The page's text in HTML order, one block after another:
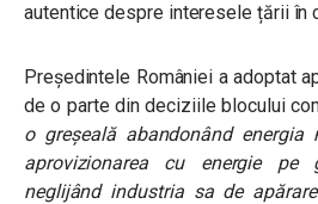
autentice despre interesele țării în
Președintele României a adoptat
de o parte din deciziile blocului
o greșeală abandonând energia
aprovizionarea cu energie
neglijând industria sa de